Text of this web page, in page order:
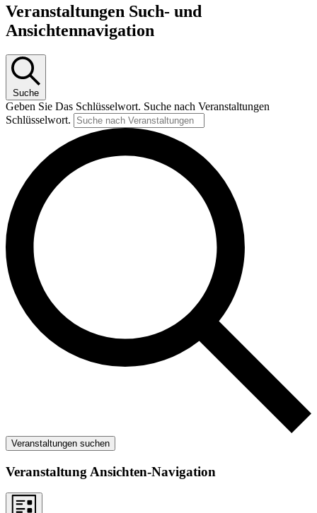
Veranstaltungen
Veranstaltungen Such- und
Ansichtennavigation
Suche
Geben Sie Das Schlüsselwort. Suche nach Veranstaltungen
Schlüsselwort.
Veranstaltungen suchen
Veranstaltung Ansichten-Navigation